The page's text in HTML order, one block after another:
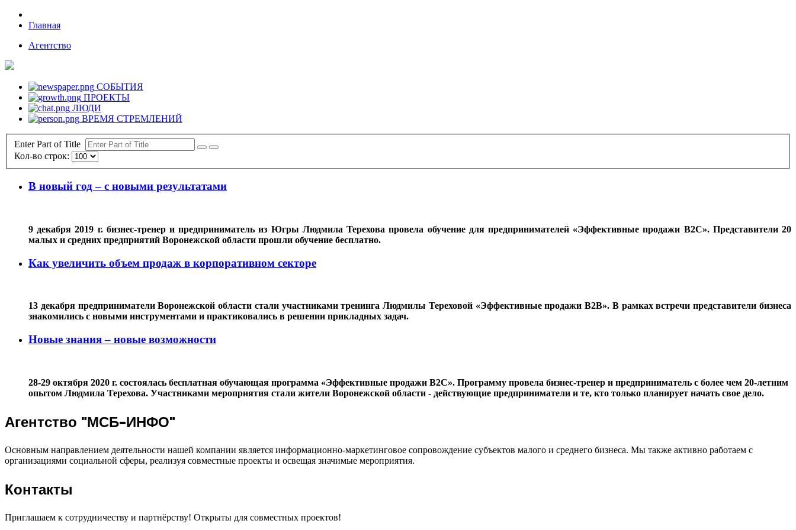
Главная
Агентство
СОБЫТИЯ
ПРОЕКТЫ
ЛЮДИ
ВРЕМЯ СТРЕМЛЕНИЙ
Enter Part of Title
Кол-во строк:
В новый год – с новыми результатами
9 декабря 2019 г. бизнес-тренер и предприниматель из Югры Людмила Терехова провела обучение для предпринимателей «Эффективные продажи В2С». Представители 20
малых и средних предприятий Воронежской области прошли обучение бесплатно.
Как увеличить объем продаж в корпоративном секторе
13 декабря предприниматели Воронежской области стали участниками тренинга Людмилы Тереховой «Эффективные продажи В2В». В рамках встречи представители бизнеса
знакомились с новыми инструментами и практиковались в решении прикладных задач.
Новые знания – новые возможности
28-29 октября 2020 г. состоялась бесплатная обучающая программа «Эффективные продажи В2C». Программу провела бизнес-тренер и предприниматель с более чем 20-летним
опытом Людмила Терехова. Участниками мероприятия стали жители Воронежской области - действующие предприниматели и те, кто только планирует начать свое дело.
Агентство "МСБ-ИНФО"
Основным направлением деятельности нашей компании является информационно-маркетинговое сопровождение субъектов малого и среднего бизнеса. Мы также активно работаем с
организациями социальной сферы, реализуя совместные проекты и освещая значимые мероприятия.
Контакты
Приглашаем к сотрудничеству и партнёрству! Открыты для совместных проектов!